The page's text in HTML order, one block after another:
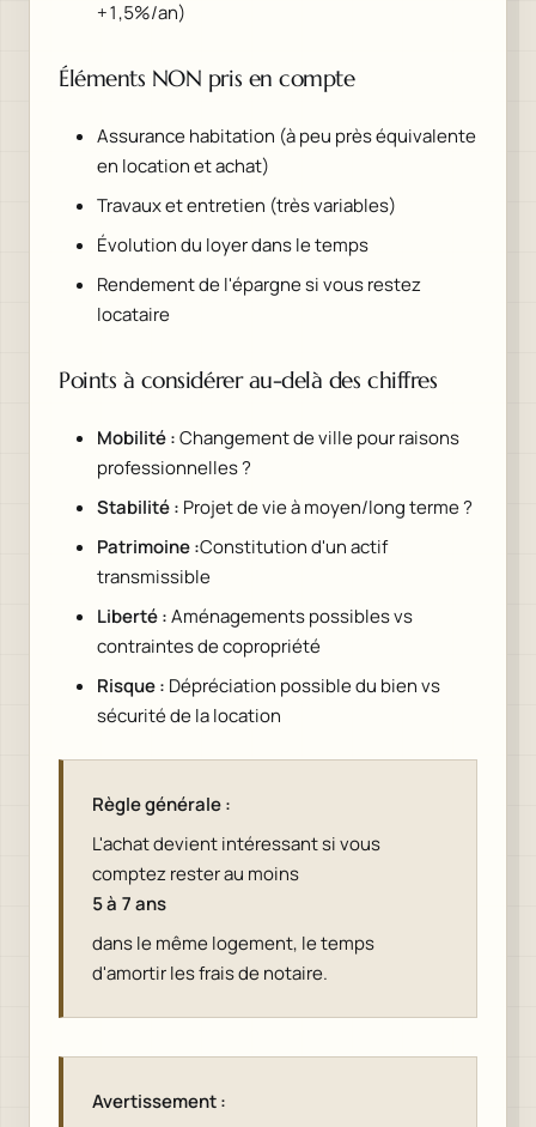
+1,5%/an)
Éléments NON pris en compte
Assurance habitation (à peu près équivalente
en location et achat)
Travaux et entretien (très variables)
Évolution du loyer dans le temps
Rendement de l'épargne si vous restez
locataire
Points à considérer au-delà des chiffres
Mobilité :Changement de ville pour raisons
professionnelles ?
Stabilité : Projet de vie à moyen/long terme ?
Patrimoine :Constitution d'un actif
transmissible
Liberté :Aménagements possibles vs
contraintes de copropriété
Risque : Dépréciation possible du bien vs
sécurité de la location
Règle générale :
L'achat devient intéressant si vous
comptez rester au moins
5 à 7 ans
dans le même logement, le temps
d'amortir les frais de notaire.
Avertissement :